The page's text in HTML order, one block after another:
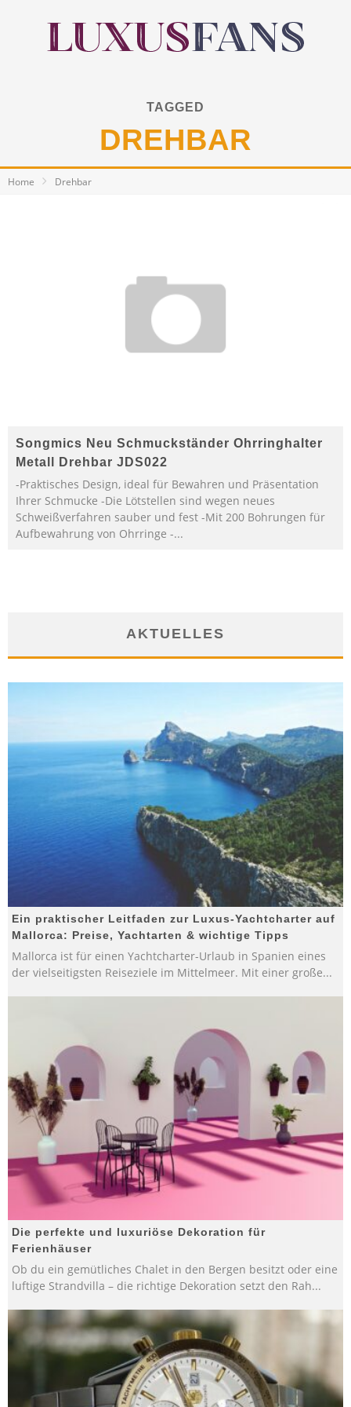
TAGGED
DREHBAR
Home Drehbar
Songmics Neu Schmuckständer Ohrringhalter
Metall Drehbar JDS022
-Praktisches Design, ideal für Bewahren und Präsentation
Ihrer Schmucke -Die Lötstellen sind wegen neues
Schweißverfahren sauber und fest -Mit 200 Bohrungen für
Aufbewahrung von Ohrringe -...
AKTUELLES
Ein praktischer Leitfaden zur Luxus-Yachtcharter auf
Mallorca: Preise, Yachtarten & wichtige Tipps
Mallorca ist für einen Yachtcharter-Urlaub in Spanien eines
der vielseitigsten Reiseziele im Mittelmeer. Mit einer große...
Die perfekte und luxuriöse Dekoration für
Ferienhäuser
Ob du ein gemütliches Chalet in den Bergen besitzt oder eine
luftige Strandvilla – die richtige Dekoration setzt den Rah...